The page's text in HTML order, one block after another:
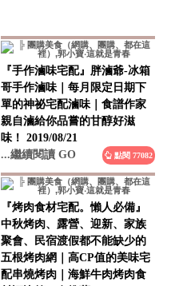
『手作滷味宅配』胖滷爺-冰箱
哥手作滷味｜每月限定日期下
單的神祕宅配滷味｜食譜作家
親自滷給你品嘗的甘醇好滋
味！ 2019/08/21
...繼續閱讀 GO
點閱 77082
『烤肉食材宅配。懶人必備』
中秋烤肉、露營、迎新、家族
聚會、民宿渡假都不能缺少的
五根烤肉網｜高CP值的美味宅
配串燒烤肉｜海鮮牛肉烤肉食